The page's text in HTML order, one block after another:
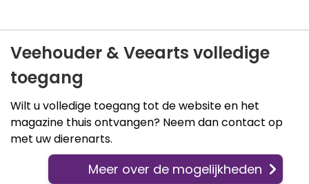
Veehouder & Veearts volledige
toegang
Wilt u volledige toegang tot de website en het
magazine thuis ontvangen? Neem dan contact op
met uw dierenarts.
Meer over de mogelijkheden